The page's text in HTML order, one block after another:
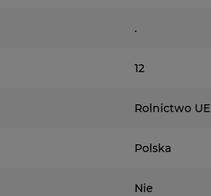
.
12
Rolnictwo UE
Polska
Nie